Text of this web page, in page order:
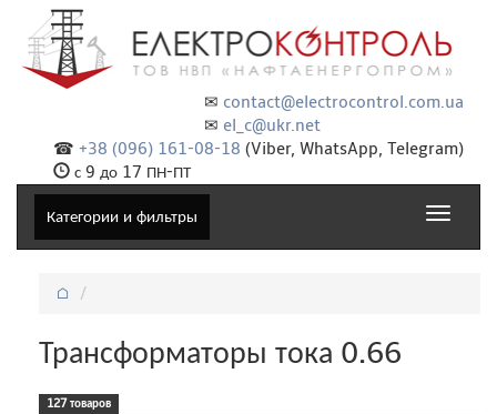
✉ contact@electrocontrol.com.ua
✉ el_c@ukr.net
☎ +38 (096) 161-08-18 (Viber, WhatsApp, Telegram)
с 9 до 17 ПН-ПТ
Категории и фильтры
Toggle
⌂
Трансформаторы тока 0.66
127 товаров